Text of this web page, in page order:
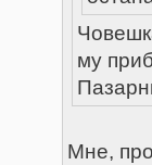
му
Мне,